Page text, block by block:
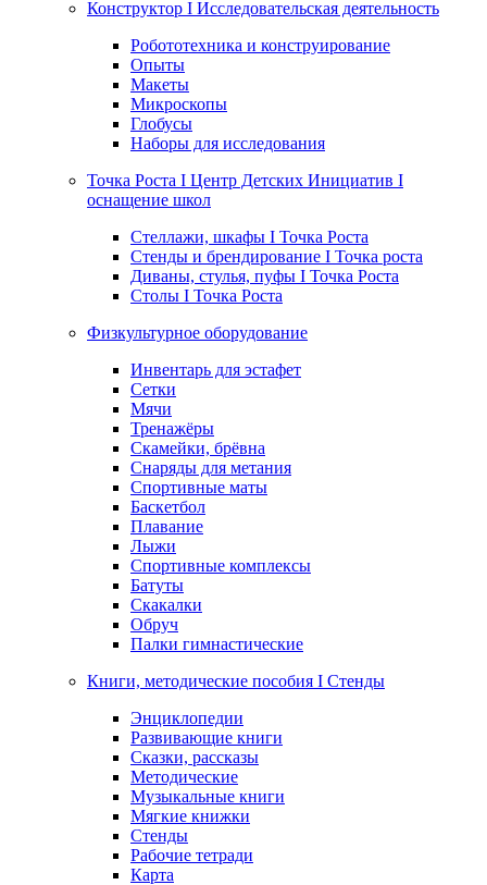
Конструктор I Исследовательская деятельность
Робототехника и конструирование
Опыты
Макеты
Микроскопы
Глобусы
Наборы для исследования
Точка Роста I Центр Детских Инициатив I
оснащение школ
Стеллажи, шкафы I Точка Роста
Стенды и брендирование I Точка роста
Диваны, стулья, пуфы I Точка Роста
Столы I Точка Роста
Физкультурное оборудование
Инвентарь для эстафет
Сетки
Мячи
Тренажёры
Скамейки, брёвна
Снаряды для метания
Спортивные маты
Баскетбол
Плавание
Лыжи
Спортивные комплексы
Батуты
Скакалки
Обруч
Палки гимнастические
Книги, методические пособия I Стенды
Энциклопедии
Развивающие книги
Сказки, рассказы
Методические
Музыкальные книги
Мягкие книжки
Стенды
Рабочие тетради
Карта